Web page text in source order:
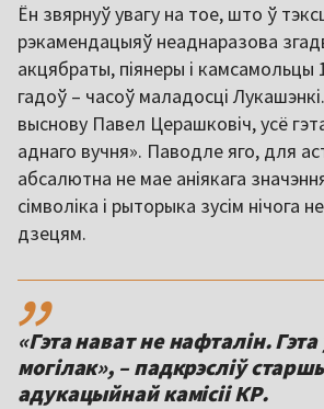
Ён звярнуў увагу на тое, што ў
рэкамендацыяў неаднаразова
акцябраты, піянеры і камсамольцы
гадоў – часоў маладосці
выснову Павел Церашковіч, усё
аднаго вучня». Паводле яго, для
абсалютна не мае аніякага
сімволіка і рыторыка зусім нічога
дзецям.
,,
«Гэта нават не нафталін.
могілак», – падкрэсліў
адукацыйнай камісіі КР.